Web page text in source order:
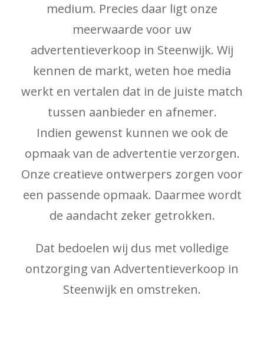
medium. Precies daar ligt onze
meerwaarde voor uw
advertentieverkoop in Steenwijk. Wij
kennen de markt, weten hoe media
werkt en vertalen dat in de juiste match
tussen aanbieder en afnemer.
Indien gewenst kunnen we ook de
opmaak van de advertentie verzorgen.
Onze creatieve ontwerpers zorgen voor
een passende opmaak. Daarmee wordt
de aandacht zeker getrokken.
Dat bedoelen wij dus met volledige
ontzorging van Advertentieverkoop in
Steenwijk en omstreken.